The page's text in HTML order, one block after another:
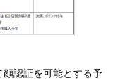
認証を可能とする予